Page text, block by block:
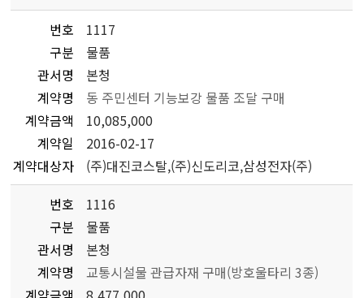
번호
1117
구분
물품
관서명
본청
계약명
동 주민센터 기능보강 물품 조달 구매
계약금액
10,085,000
계약일
2016-02-17
계약대상자
(주)대진코스탈,(주)신도리코,삼성전자(주)
번호
1116
구분
물품
관서명
본청
계약명
교통시설물 관급자재 구매(방호울타리 3종)